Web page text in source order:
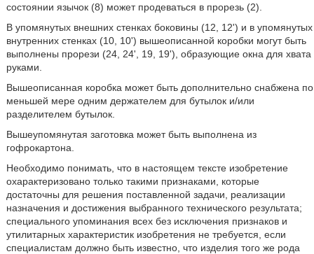
состоянии язычок (8) может продеваться в прорезь (2).
В упомянутых внешних стенках боковины (12, 12') и в упомянутых
внутренних стенках (10, 10') вышеописанной коробки могут быть
выполнены прорези (24, 24', 19, 19'), образующие окна для хвата
руками.
Вышеописанная коробка может быть дополнительно снабжена по
меньшей мере одним держателем для бутылок и/или
разделителем бутылок.
Вышеупомянутая заготовка может быть выполнена из
гофрокартона.
Необходимо понимать, что в настоящем тексте изобретение
охарактеризовано только такими признаками, которые
достаточны для решения поставленной задачи, реализации
назначения и достижения выбранного технического результата;
специального упоминания всех без исключения признаков и
утилитарных характеристик изобретения не требуется, если
специалистам должно быть известно, что изделия того же рода